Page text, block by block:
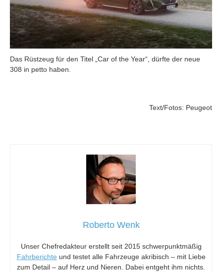
Das Rüstzeug für den Titel „Car of the Year“, dürfte der neue
308 in petto haben.
Text/Fotos: Peugeot
Roberto Wenk
Unser Chefredakteur erstellt seit 2015 schwerpunktmäßig
Fahrberichte und testet alle Fahrzeuge akribisch – mit Liebe
zum Detail – auf Herz und Nieren. Dabei entgeht ihm nichts.